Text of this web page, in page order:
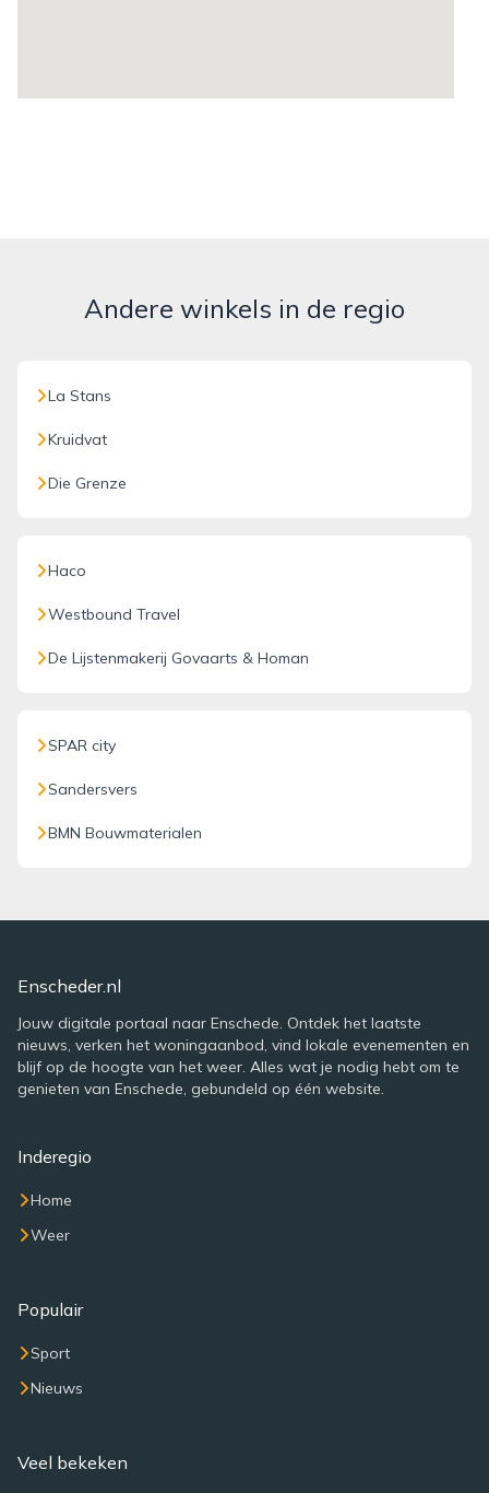
Andere winkels in de regio
La Stans
Kruidvat
Die Grenze
Haco
Westbound Travel
De Lijstenmakerij Govaarts & Homan
SPAR city
Sandersvers
BMN Bouwmaterialen
Enscheder.nl
Jouw digitale portaal naar Enschede. Ontdek het laatste
nieuws, verken het woningaanbod, vind lokale evenementen en
blijf op de hoogte van het weer. Alles wat je nodig hebt om te
genieten van Enschede, gebundeld op één website.
Inderegio
Home
Weer
Populair
Sport
Nieuws
Veel bekeken